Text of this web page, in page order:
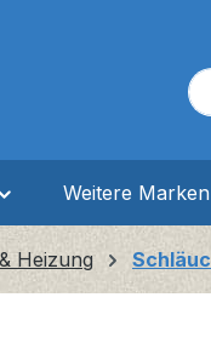
Weitere Marken
Heizung